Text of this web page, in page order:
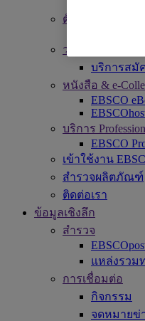
ตัวช่วยในการตั
วารสาร แพ็คเก
บริการสมั
หนังสือ & e-
EBSCO
บริการ
EBSCO
เข้าใช้งาน
สำรวจผลิตภัณฑ์
ติดต่อเรา
ข้อมูลเชิงลึก
สำรวจ
แหล่งรวม
การเชื่อมต่อ
กิจกรรม
จดหมายข่